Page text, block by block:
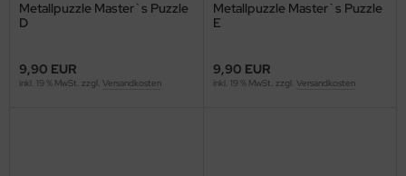
Metallpuzzle Master`s Puzzle
D
9,90 EUR
inkl. 19 % MwSt. zzgl. Versandkosten
Metallpuzzle Master`s Puzzle
E
9,90 EUR
inkl. 19 % MwSt. zzgl. Versandkosten